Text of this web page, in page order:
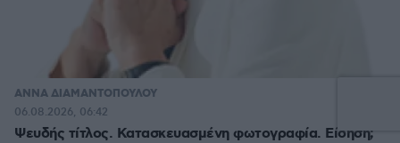
ΑΝΝΑ ΔΙΑΜΑΝΤΟΠΟΥΛΟΥ
Ψευδής τίτλος. Κατασκευασμένη φωτογραφία. Είδηση;
06.08.2026, 06:42